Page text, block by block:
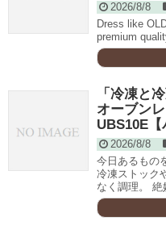
2026/8/8
Dress like
premium
「冷凍と
オーブン
UBS10E【
2026/8/8
今日あるもの
冷凍ストック
なく調理。​ 絶